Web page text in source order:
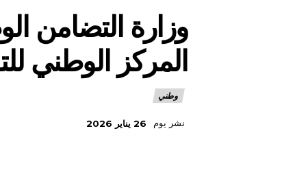
وزارة التضامن
المركز الوطني
وطني
نشر يوم 26 يناير 2026